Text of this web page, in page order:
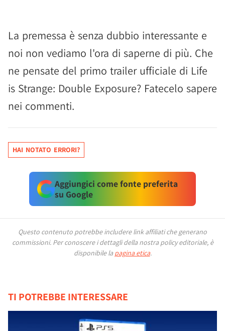
La premessa è senza dubbio interessante e
noi non vediamo l'ora di saperne di più. Che
ne pensate del primo trailer ufficiale di Life
is Strange: Double Exposure? Fatecelo sapere
nei commenti.
HAI NOTATO ERRORI?
Aggiungici come fonte preferita
su Google
Questo contenuto potrebbe includere link affiliati che generano
commissioni. Per conoscere i dettagli della nostra policy editoriale, è
disponibile la pagina etica.
TI POTREBBE INTERESSARE